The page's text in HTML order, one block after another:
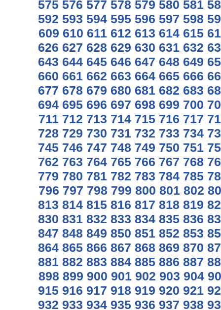
575 576 577 578 579 580 581
592 593 594 595 596 597 598
609 610 611 612 613 614 615
626 627 628 629 630 631 632
643 644 645 646 647 648 649
660 661 662 663 664 665 666
677 678 679 680 681 682 683
694 695 696 697 698 699 700
711 712 713 714 715 716 717
728 729 730 731 732 733 734
745 746 747 748 749 750 751
762 763 764 765 766 767 768
779 780 781 782 783 784 785
796 797 798 799 800 801 802
813 814 815 816 817 818 819
830 831 832 833 834 835 836
847 848 849 850 851 852 853
864 865 866 867 868 869 870
881 882 883 884 885 886 887
898 899 900 901 902 903 904
915 916 917 918 919 920 921
932 933 934 935 936 937 938